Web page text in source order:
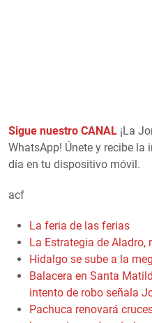
Sigue nuestro CANAL ¡La
WhatsApp! Únete y recibe
día en tu dispositivo móvil.
acf
La feria de las ferias
La Estrategia de Aladro,
Hidalgo se sube a la
Balacera en Santa
intento de robo señala
Pachuca renovará